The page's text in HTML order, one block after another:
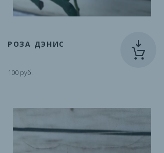
РОЗА ДЭНИС
100 руб.